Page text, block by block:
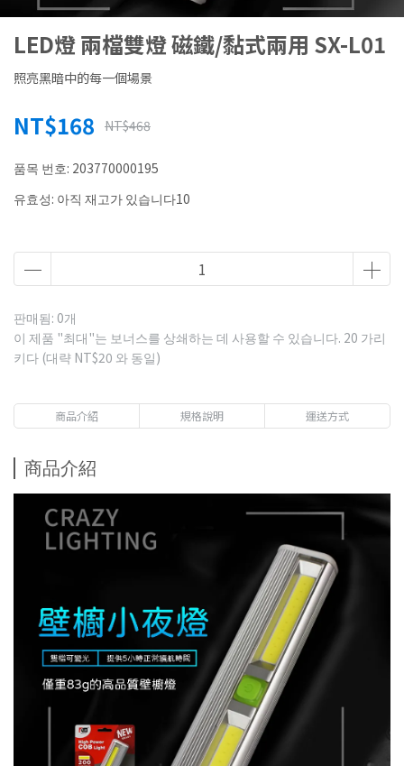
LED燈 兩檔雙燈 磁鐵/黏式兩用 SX-L01
照亮黑暗中的每一個場景
NT$168 NT$468
품목 번호: 203770000195
유효성: 아직 재고가 있습니다10
판매됨: 0개
이 제품 "최대"는 보너스를 상쇄하는 데 사용할 수 있습니다. 20 가리
키다 (대략 NT$20 와 동일)
商品介紹 規格說明 運送方式
商品介紹